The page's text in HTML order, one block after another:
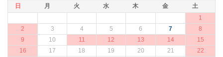
日
月 火 水 木 金
土
1
2
3 4 5 6 7
8
9
10 11 12 13 14
15
16
17 18 19 20 21
22